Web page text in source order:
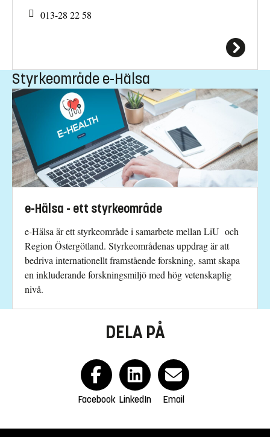
013-28 22 58
Styrkeområde e-Hälsa
e-Hälsa - ett styrkeområde
e-Hälsa är ett styrkeområde i samarbete mellan LiU och
Region Östergötland. Styrkeområdenas uppdrag är att
bedriva internationellt framstående forskning, samt skapa
en inkluderande forskningsmiljö med hög vetenskaplig
nivå.
DELA PÅ
Facebook LinkedIn Email